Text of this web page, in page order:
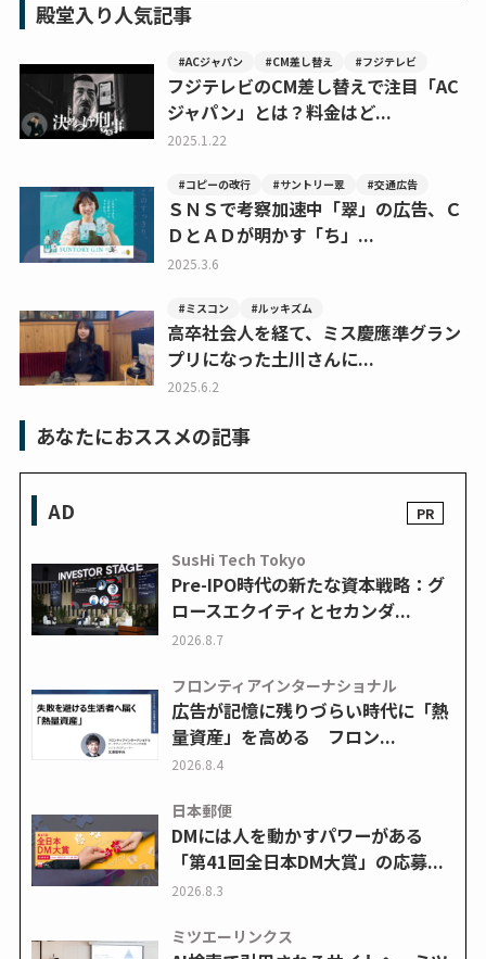
殿堂入り人気記事
#ACジャパン #CM差し替え #フジテレビ
フジテレビのCM差し替えで注目「AC
ジャパン」とは？料金はど...
2025.1.22
#コピーの改行 #サントリー翠 #交通広告
ＳＮＳで考察加速中「翠」の広告、Ｃ
ＤとＡＤが明かす「ち」...
2025.3.6
#ミスコン #ルッキズム
高卒社会人を経て、ミス慶應準グラン
プリになった土川さんに...
2025.6.2
あなたにおススメの記事
AD
SusHi Tech Tokyo
Pre-IPO時代の新たな資本戦略：グ
ロースエクイティとセカンダ...
2026.8.7
フロンティアインターナショナル
広告が記憶に残りづらい時代に「熱
量資産」を高める フロン...
2026.8.4
日本郵便
DMには人を動かすパワーがある
「第41回全日本DM大賞」の応募...
2026.8.3
ミツエーリンクス